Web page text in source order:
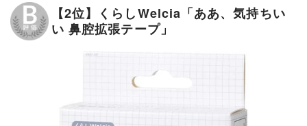
【2位】くらしWelcia「ああ、気持ちい
い 鼻腔拡張テープ」